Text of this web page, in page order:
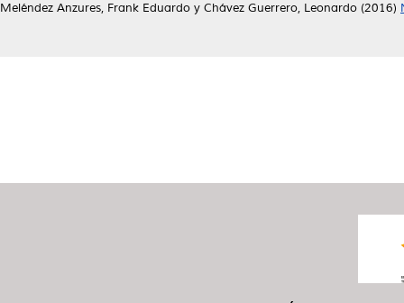
Meléndez Anzures, Frank Eduardo y Chávez Guerrero, Leonardo (2016)